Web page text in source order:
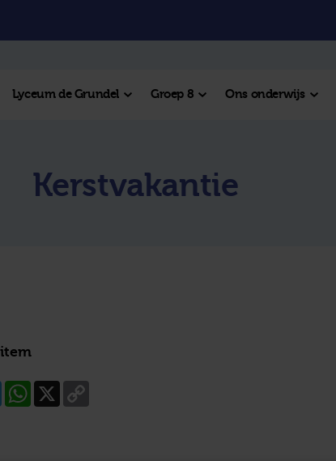
Lyceum de Grundel Groep 8 Ons onderwijs
Kerstvakantie
TelegramWhatsApp